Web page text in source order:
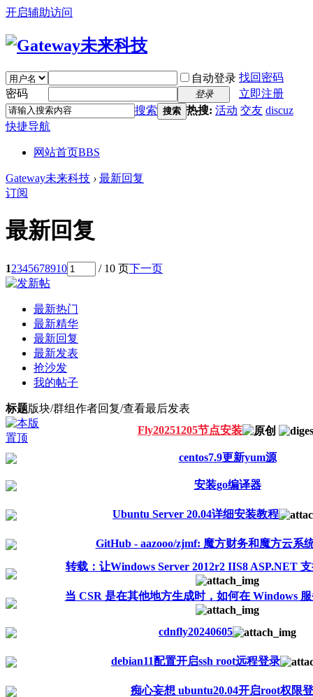
开启辅助访问
自动登录 找回密码
密码
登录
立即注册
搜索 搜索 热搜: 活动 交友 discuz
快捷导航
网站首页BBS
Gateway未来科技 › 最新回复
订阅
最新回复
12345678910 / 10 页下一页
最新热门
最新精华
最新回复
最新发表
抢沙发
我的帖子
标题版块/群组作者回复/查看最后发表
Fly20251205节点安装
centos7.9更新yum源
安装go编译器
Ubuntu Server 20.04详细安装教程
GitHub - aazooo/zjmf: 魔方财务和魔方云系
转载：让Windows Server 2012r2 IIS8 ASP.NET
当 CSR 是在其他地方生成时，如何在 Windows
cdnfly20240605
debian11配置开启ssh root远程登录
痴心妄想 ubuntu20.04开启root权限